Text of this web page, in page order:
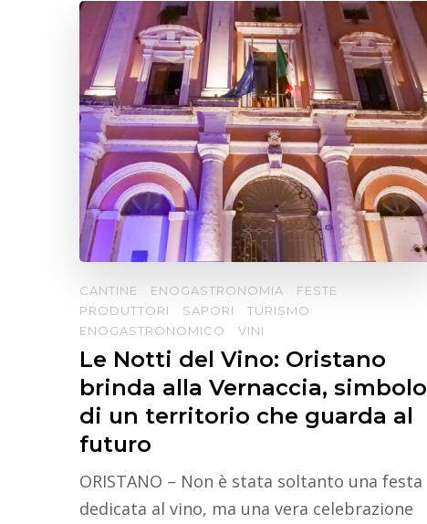
CANTINE ENOGASTRONOMIA
FESTE
PRODUTTORI
SAPORI
TURISMO
ENOGASTRONOMICO
VINI
Le Notti del Vino: Oristano
brinda alla Vernaccia, simbolo
di un territorio che guarda al
futuro
ORISTANO – Non è stata soltanto una festa
dedicata al vino, ma una vera celebrazione